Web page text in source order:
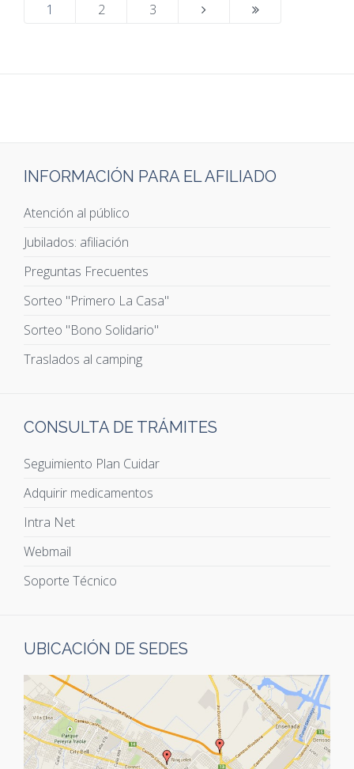
1 2 3
INFORMACIÓN PARA EL AFILIADO
Atención al público
Jubilados: afiliación
Preguntas Frecuentes
Sorteo "Primero La Casa"
Sorteo "Bono Solidario"
Traslados al camping
CONSULTA DE TRÁMITES
Seguimiento Plan Cuidar
Adquirir medicamentos
Intra Net
Webmail
Soporte Técnico
UBICACIÓN DE SEDES